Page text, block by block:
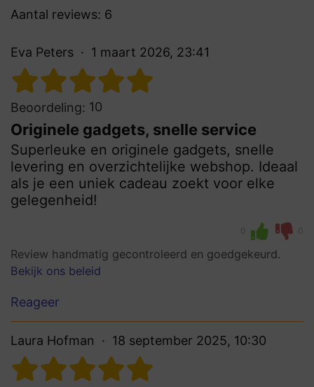
Aantal reviews: 6
Eva Peters 1 maart 2026, 23:41
Beoordeling: 10
Originele gadgets, snelle service
Superleuke en originele gadgets, snelle
levering en overzichtelijke webshop. Ideaal
als je een uniek cadeau zoekt voor elke
gelegenheid!
0 0
Review handmatig gecontroleerd en goedgekeurd.
Bekijk ons beleid
Reageer
Laura Hofman 18 september 2025, 10:30